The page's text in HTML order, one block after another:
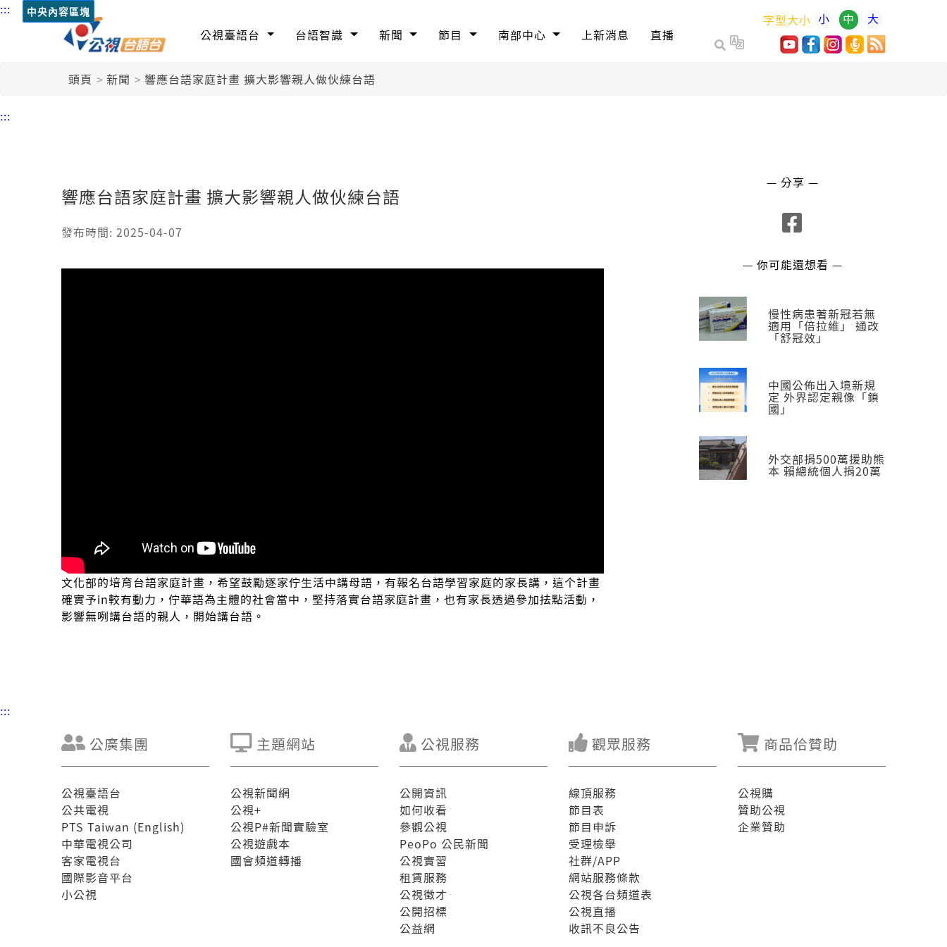
::: 中央內容區塊
公視臺語台 台語智識 新聞 節目 南部中心 上新消息 直播
字型大小 小 中 大
頭頁 新聞 響應台語家庭計畫 擴大影響親人做伙練台語
:::
響應台語家庭計畫 擴大影響親人做伙練台語
發布時間: 2025-04-07
文化部的培育台語家庭計畫，希望鼓勵逐家佇生活中講母語，有報名台語學習家庭的家長講，這个計畫
確實予in較有動力，佇華語為主體的社會當中，堅持落實台語家庭計畫，也有家長透過參加抾點活動，
影響無咧講台語的親人，開始講台語。
— 分享 —
— 你可能還想看 —
慢性病患著新冠若無
適用「倍拉維」 通改
「舒冠效」
中國公佈出入境新規
定 外界認定親像「鎖
國」
外交部捐500萬援助熊
本 賴總統個人捐20萬
:::
公廣集團
公視臺語台
公共電視
PTS Taiwan (English)
中華電視公司
客家電視台
國際影音平台
小公視
主題網站
公視新聞網
公視+
公視P#新聞實驗室
公視遊戲本
國會頻道轉播
公視服務
公開資訊
如何收看
參觀公視
PeoPo 公民新聞
公視實習
租賃服務
公視徵才
公開招標
公益網
觀眾服務
線頂服務
節目表
節目申訴
受理檢舉
社群/APP
網站服務條款
公視各台頻道表
公視直播
收訊不良公告
商品佮贊助
公視購
贊助公視
企業贊助